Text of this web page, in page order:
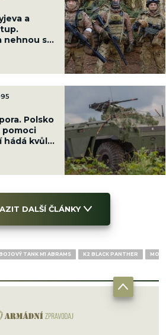
a
nehnou se
Polsko
pomoci
hádá kvůli
DALŠÍ ČLÁNKY
TANK M1 ABRAMS K2 BLACK PANTHER